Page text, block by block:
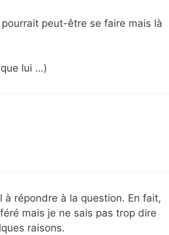
peut-être se faire mais là
que lui …)
répondre à la question. En fait,
mais je ne sais pas trop dire
raisons.